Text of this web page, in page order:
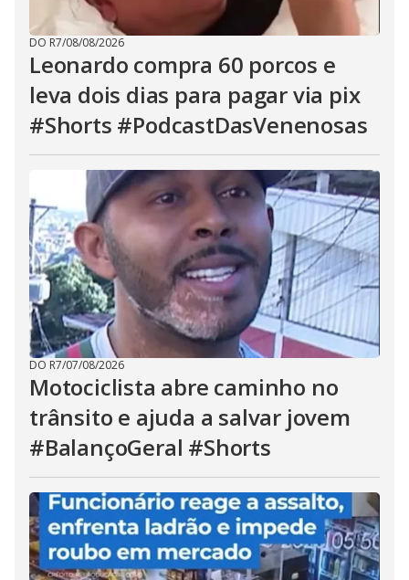
DO R7/08/08/2026
Leonardo compra 60 porcos e
leva dois dias para pagar via pix
#Shorts #PodcastDasVenenosas
DO R7/07/08/2026
Motociclista abre caminho no
trânsito e ajuda a salvar jovem
#BalançoGeral #Shorts